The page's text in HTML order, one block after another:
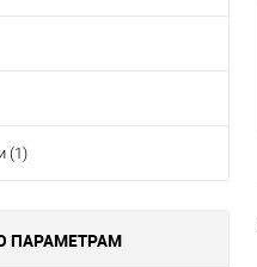
(1)
ПАРАМЕТРАМ